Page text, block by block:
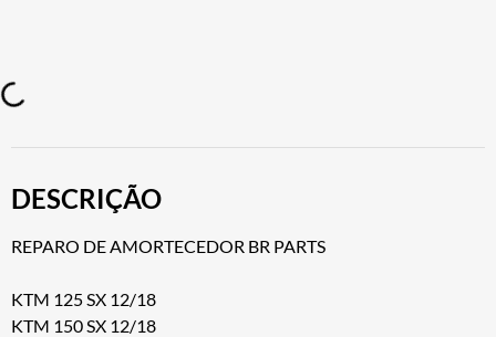
DESCRIÇÃO
REPARO DE AMORTECEDOR BR PARTS
KTM 125 SX 12/18
KTM 150 SX 12/18